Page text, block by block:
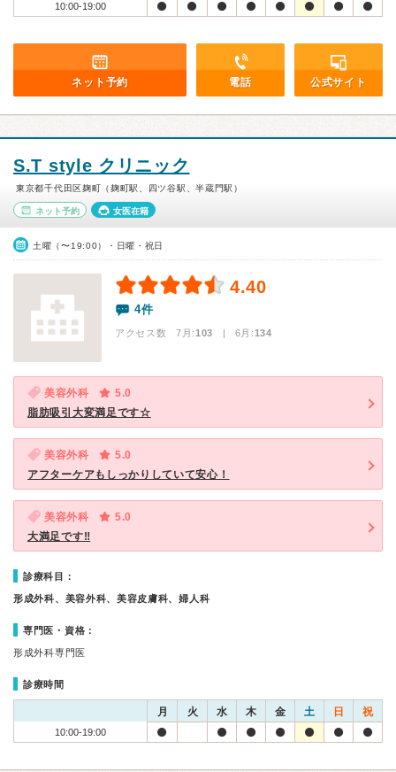
10:00-19:00
ネット予約 電話 公式サイト
S.T style クリニック
東京都千代田区麹町（麹町駅、四ツ谷駅、半蔵門駅）
ネット予約 女医在籍
土曜（〜19:00）・日曜・祝日
4.40
4件
アクセス数 7月:103 | 6月:134
美容外科
5.0
脂肪吸引大変満足です☆
美容外科
5.0
アフターケアもしっかりしていて安心！
美容外科
5.0
大満足です‼
診療科目：
形成外科、美容外科、美容皮膚科、婦人科
専門医・資格：
形成外科専門医
診療時間
月 火 水 木 金 土 日 祝
10:00-19:00